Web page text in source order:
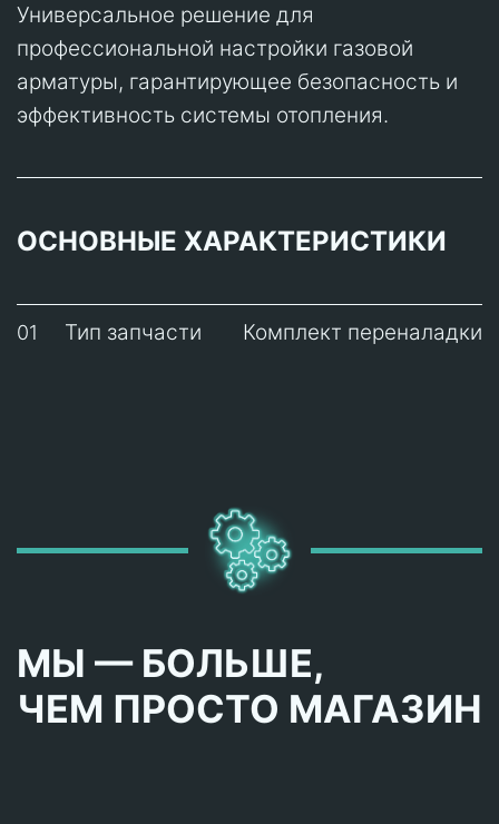
Универсальное решение для
профессиональной настройки газовой
арматуры, гарантирующее безопасность и
эффективность системы отопления.
ОСНОВНЫЕ ХАРАКТЕРИСТИКИ
01 Тип запчасти Комплект переналадки
МЫ — БОЛЬШЕ,
ЧЕМ ПРОСТО МАГАЗИН